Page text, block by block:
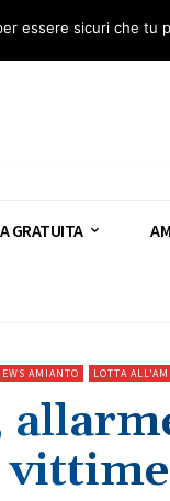
Diventa
GRATUITA
AMIANTO LOTTA
vittime
essere sicuri che tu